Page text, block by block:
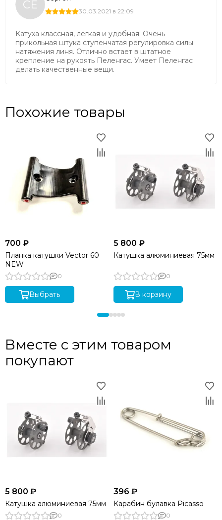
СЕ
30.03.2021 в 22:09
Катуха классная, лёгкая и удобная. Очень
прикольная штука ступенчатая регулировка силы
натяжения линя. Отлично встает в штатное
крепление на рукоять Пеленгас. Умеет Пеленгас
делать качественные вещи.
Похожие товары
700 ₽
Планка катушки Vector 60
NEW
0
Выбрать
5 800 ₽
Катушка алюминиевая 75мм
0
В корзину
Вместе с этим товаром
покупают
5 800 ₽
Катушка алюминиевая 75мм
0
396 ₽
Карабин булавка Picasso
0